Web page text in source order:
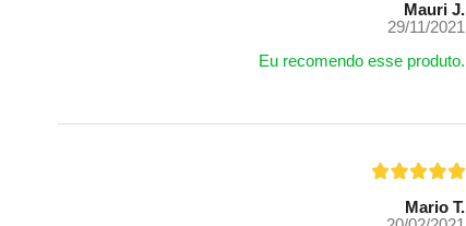
Mauri J.
29/11/2021
Eu recomendo esse produto.
Mario T.